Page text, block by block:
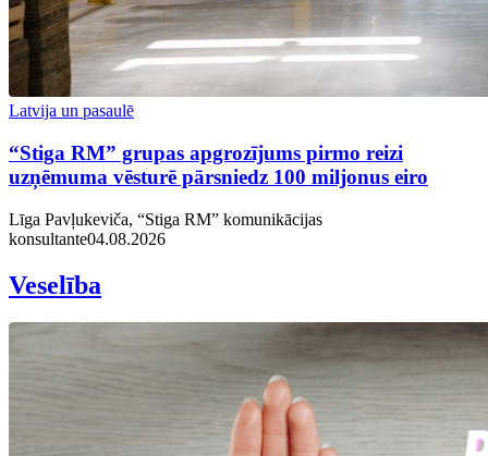
Latvija un pasaulē
“Stiga RM” grupas apgrozījums pirmo reizi
uzņēmuma vēsturē pārsniedz 100 miljonus eiro
Līga Pavļukeviča, “Stiga RM” komunikācijas
konsultante04.08.2026
Veselība